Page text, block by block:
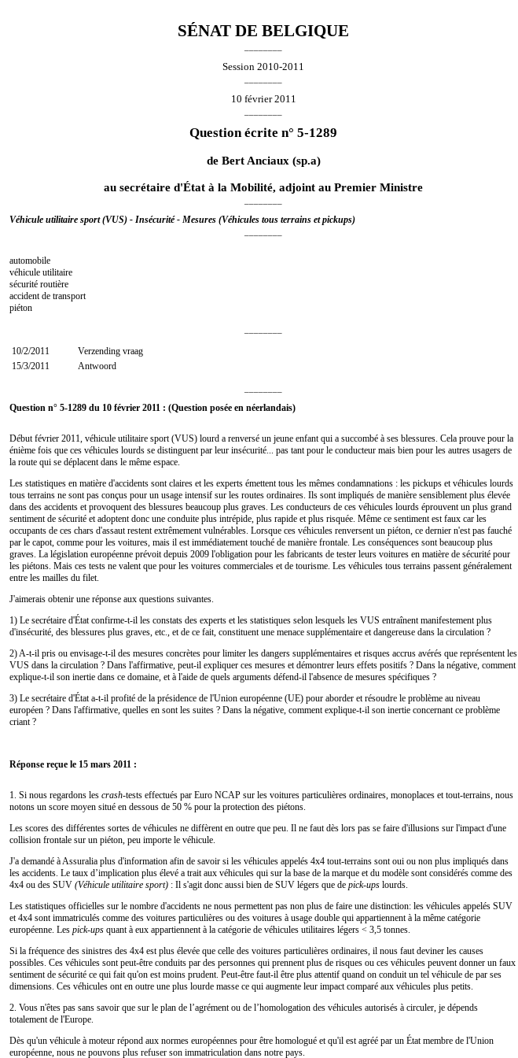
SÉNAT DE BELGIQUE
Session 2010-2011
10 février 2011
Question écrite n° 5-1289
de Bert Anciaux (sp.a)
au secrétaire d'État à la Mobilité, adjoint au Premier Ministre
Véhicule utilitaire sport (VUS) - Insécurité - Mesures (Véhicules tous terrains et pickups)
automobile
véhicule utilitaire
sécurité routière
accident de transport
piéton
10/2/2011
Verzending vraag
15/3/2011
Antwoord
Question n° 5-1289 du 10 février 2011 : (Question posée en néerlandais)
Début février 2011, véhicule utilitaire sport (VUS) lourd a renversé un jeune enfant qui a succombé à ses blessures. Cela prouve pour la
énième fois que ces véhicules lourds se distinguent par leur insécurité... pas tant pour le conducteur mais bien pour les autres usagers de
la route qui se déplacent dans le même espace.
Les statistiques en matière d'accidents sont claires et les experts émettent tous les mêmes condamnations : les pickups et véhicules lourds
tous terrains ne sont pas conçus pour un usage intensif sur les routes ordinaires. Ils sont impliqués de manière sensiblement plus élevée
dans des accidents et provoquent des blessures beaucoup plus graves. Les conducteurs de ces véhicules lourds éprouvent un plus grand
sentiment de sécurité et adoptent donc une conduite plus intrépide, plus rapide et plus risquée. Même ce sentiment est faux car les
occupants de ces chars d'assaut restent extrêmement vulnérables. Lorsque ces véhicules renversent un piéton, ce dernier n'est pas fauché
par le capot, comme pour les voitures, mais il est immédiatement touché de manière frontale. Les conséquences sont beaucoup plus
graves. La législation européenne prévoit depuis 2009 l'obligation pour les fabricants de tester leurs voitures en matière de sécurité pour
les piétons. Mais ces tests ne valent que pour les voitures commerciales et de tourisme. Les véhicules tous terrains passent généralement
entre les mailles du filet.
J'aimerais obtenir une réponse aux questions suivantes.
1) Le secrétaire d'État confirme-t-il les constats des experts et les statistiques selon lesquels les VUS entraînent manifestement plus
d'insécurité, des blessures plus graves, etc., et de ce fait, constituent une menace supplémentaire et dangereuse dans la circulation ?
2) A-t-il pris ou envisage-t-il des mesures concrètes pour limiter les dangers supplémentaires et risques accrus avérés que représentent les
VUS dans la circulation ? Dans l'affirmative, peut-il expliquer ces mesures et démontrer leurs effets positifs ? Dans la négative, comment
explique-t-il son inertie dans ce domaine, et à l'aide de quels arguments défend-il l'absence de mesures spécifiques ?
3) Le secrétaire d'État a-t-il profité de la présidence de l'Union européenne (UE) pour aborder et résoudre le problème au niveau
européen ? Dans l'affirmative, quelles en sont les suites ? Dans la négative, comment explique-t-il son inertie concernant ce problème
criant ?
Réponse reçue le 15 mars 2011 :
1. Si nous regardons les crash-tests effectués par Euro NCAP sur les voitures particulières ordinaires, monoplaces et tout-terrains, nous
notons un score moyen situé en dessous de 50 % pour la protection des piétons.
Les scores des différentes sortes de véhicules ne diffèrent en outre que peu. Il ne faut dès lors pas se faire d'illusions sur l'impact d'une
collision frontale sur un piéton, peu importe le véhicule.
J'a demandé à Assuralia plus d'information afin de savoir si les véhicules appelés 4x4 tout-terrains sont oui ou non plus impliqués dans
les accidents. Le taux d’implication plus élevé a trait aux véhicules qui sur la base de la marque et du modèle sont considérés comme des
4x4 ou des SUV (Véhicule utilitaire sport) : Il s'agit donc aussi bien de SUV légers que de pick-ups lourds.
Les statistiques officielles sur le nombre d'accidents ne nous permettent pas non plus de faire une distinction: les véhicules appelés SUV
et 4x4 sont immatriculés comme des voitures particulières ou des voitures à usage double qui appartiennent à la même catégorie
européenne. Les pick-ups quant à eux appartiennent à la catégorie de véhicules utilitaires légers < 3,5 tonnes.
Si la fréquence des sinistres des 4x4 est plus élevée que celle des voitures particulières ordinaires, il nous faut deviner les causes
possibles. Ces véhicules sont peut-être conduits par des personnes qui prennent plus de risques ou ces véhicules peuvent donner un faux
sentiment de sécurité ce qui fait qu'on est moins prudent. Peut-être faut-il être plus attentif quand on conduit un tel véhicule de par ses
dimensions. Ces véhicules ont en outre une plus lourde masse ce qui augmente leur impact comparé aux véhicules plus petits.
2. Vous n'êtes pas sans savoir que sur le plan de l’agrément ou de l’homologation des véhicules autorisés à circuler, je dépends
totalement de l'Europe.
Dès qu'un véhicule à moteur répond aux normes européennes pour être homologué et qu'il est agréé par un État membre de l'Union
européenne, nous ne pouvons plus refuser son immatriculation dans notre pays.